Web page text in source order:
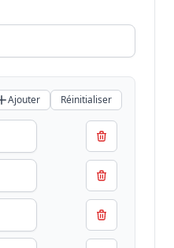
Ajouter Réinitialiser